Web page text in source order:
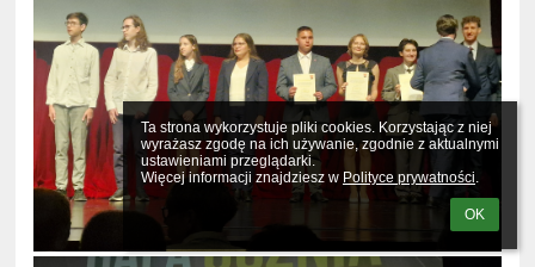
Ta strona wykorzystuje pliki cookies. Korzystając z niej
wyrażasz zgodę na ich używanie, zgodnie z aktualnymi
ustawieniami przeglądarki.
Więcej informacji znajdziesz w Polityce prywatności.
OK